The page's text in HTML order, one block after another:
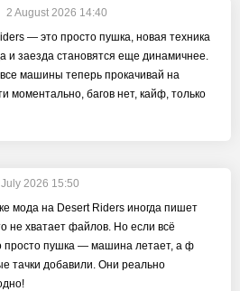
2 August 2026 14:40
— это просто пушка, новая техника
и заезда становятся еще динамичнее.
машины теперь прокачивай на
моментально, багов нет, кайф, только
2026 15:50
мода на Desert Riders иногда пишет
не хватает файлов. Но если всё
просто пушка — машина летает, а ф
тачки добавили. Они реально